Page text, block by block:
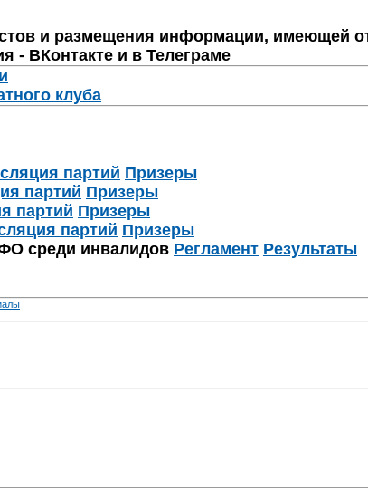
и размещения информации, имеющей
- ВКонтакте и в Телеграме
клуба
партий Призеры
партий Призеры
партий Призеры
партий Призеры
среди инвалидов Регламент Результаты